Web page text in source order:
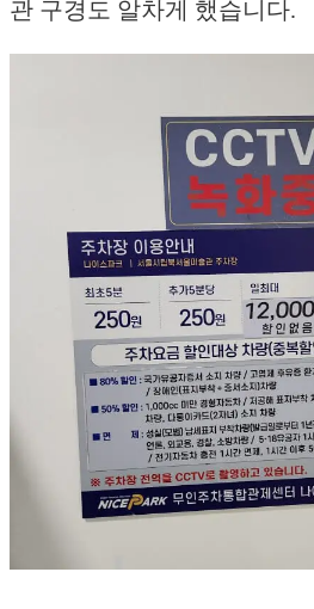
관 구경도 알차게 했습니다.